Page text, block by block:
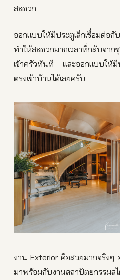
สะดวก
ออกแบบให้มีประตูเล็กเชื่อมต่อ
ทำให้สะดวกมากเวลาที่กลับจาก
เข้าครัวทันที และออกแบบให้มี
ตรงเข้าบ้านได้เลยครับ
งาน Exterior คือสวยมากจริงๆ
มาพร้อมกับงานสถาปัตยกรรมส